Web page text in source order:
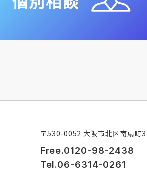
〒530-0052 大阪市北区南扇町3
Free.0120-98-2438
Tel.06-6314-0261